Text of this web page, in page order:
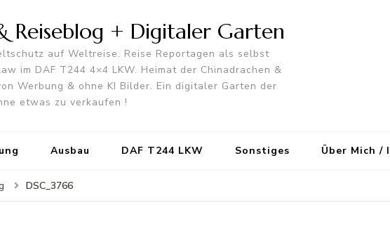
Reiseblog + Digitaler Garten
auf Weltreise. Reise Reportagen als selbst
im DAF T244 4×4 LKW. Heimat der Chinadrachen &
Werbung & ohne KI Bilder. Ein digitaler Garten der
etwas zu verkaufen !
Ausbau DAF T244 LKW Sonstiges Über Mich /
DSC_3766